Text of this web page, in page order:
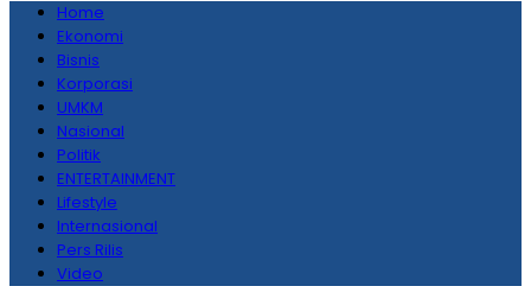
Home
Ekonomi
Bisnis
Korporasi
UMKM
Nasional
Politik
ENTERTAINMENT
Lifestyle
Internasional
Pers Rilis
Video